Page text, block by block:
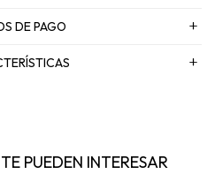
DE PAGO
PUEDEN INTERESAR